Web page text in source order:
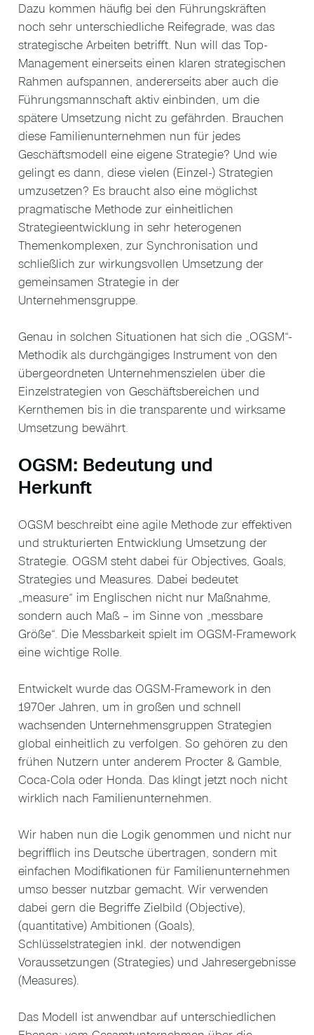
Dazu kommen häufig bei den Führungskräften
noch sehr unterschiedliche Reifegrade, was das
strategische Arbeiten betrifft. Nun will das Top-
Management einerseits einen klaren strategischen
Rahmen aufspannen, andererseits aber auch die
Führungsmannschaft aktiv einbinden, um die
spätere Umsetzung nicht zu gefährden. Brauchen
diese Familienunternehmen nun für jedes
Geschäftsmodell eine eigene Strategie? Und wie
gelingt es dann, diese vielen (Einzel-) Strategien
umzusetzen? Es braucht also eine möglichst
pragmatische Methode zur einheitlichen
Strategieentwicklung in sehr heterogenen
Themenkomplexen, zur Synchronisation und
schließlich zur wirkungsvollen Umsetzung der
gemeinsamen Strategie in der
Unternehmensgruppe.
Genau in solchen Situationen hat sich die „OGSM“-
Methodik als durchgängiges Instrument von den
übergeordneten Unternehmenszielen über die
Einzelstrategien von Geschäftsbereichen und
Kernthemen bis in die transparente und wirksame
Umsetzung bewährt.
OGSM: Bedeutung und
Herkunft
OGSM beschreibt eine agile Methode zur effektiven
und strukturierten Entwicklung Umsetzung der
Strategie. OGSM steht dabei für Objectives, Goals,
Strategies und Measures. Dabei bedeutet
„measure“ im Englischen nicht nur Maßnahme,
sondern auch Maß – im Sinne von „messbare
Größe“. Die Messbarkeit spielt im OGSM-Framework
eine wichtige Rolle.
Entwickelt wurde das OGSM-Framework in den
1970er Jahren, um in großen und schnell
wachsenden Unternehmensgruppen Strategien
global einheitlich zu verfolgen. So gehören zu den
frühen Nutzern unter anderem Procter & Gamble,
Coca-Cola oder Honda. Das klingt jetzt noch nicht
wirklich nach Familienunternehmen.
Wir haben nun die Logik genommen und nicht nur
begrifflich ins Deutsche übertragen, sondern mit
einfachen Modifikationen für Familienunternehmen
umso besser nutzbar gemacht. Wir verwenden
dabei gern die Begriffe Zielbild (Objective),
(quantitative) Ambitionen (Goals),
Schlüsselstrategien inkl. der notwendigen
Voraussetzungen (Strategies) und Jahresergebnisse
(Measures).
Das Modell ist anwendbar auf unterschiedlichen